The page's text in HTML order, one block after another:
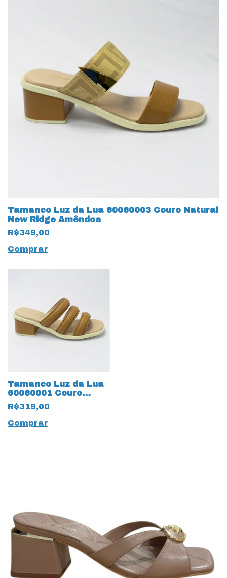
Tamanco Luz da Lua 60060003 Couro Natural
New Ridge Amêndoa
R$349,00
Comprar
Tamanco Luz da Lua
60060001 Couro
Natural Saara
Amêndoa
R$319,00
Comprar